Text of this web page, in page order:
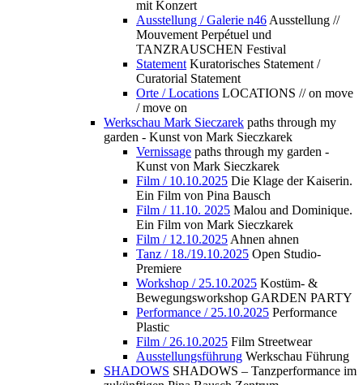
mit Konzert
Ausstellung / Galerie n46 Ausstellung //
Mouvement Perpétuel und
TANZRAUSCHEN Festival
Statement Kuratorisches Statement /
Curatorial Statement
Orte / Locations LOCATIONS // on move
/ move on
Werkschau Mark Sieczarek paths through my
garden - Kunst von Mark Sieczkarek
Vernissage paths through my garden -
Kunst von Mark Sieczkarek
Film / 10.10.2025 Die Klage der Kaiserin.
Ein Film von Pina Bausch
Film / 11.10. 2025 Malou and Dominique.
Ein Film von Mark Sieczkarek
Film / 12.10.2025 Ahnen ahnen
Tanz / 18./19.10.2025 Open Studio-
Premiere
Workshop / 25.10.2025 Kostüm- &
Bewegungsworkshop GARDEN PARTY
Performance / 25.10.2025 Performance
Plastic
Film / 26.10.2025 Film Streetwear
Ausstellungsführung Werkschau Führung
SHADOWS SHADOWS – Tanzperformance im